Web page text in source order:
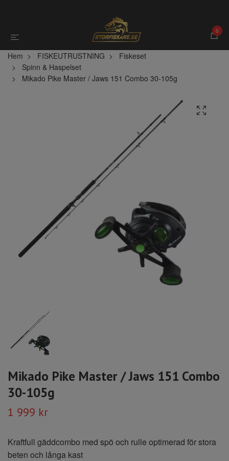
0
Hem FISKEUTRUSTNING
Fiskeset
Spinn & Haspelset
Mikado Pike Master / Jaws 151 Combo 30-105g
Mikado Pike Master / Jaws 151 Combo
30-105g
1 999 kr
Kraftfull gäddcombo med spö och rulle optimerad för stora
beten och långa kast